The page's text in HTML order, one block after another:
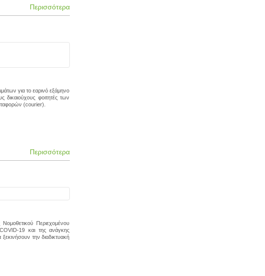
Περισσότερα
για το εαρινό εξάμηνο
φοιτητές των
(courier).
Περισσότερα
Περιεχομένου
19 και της ανάγκης
την διαδικτυακή